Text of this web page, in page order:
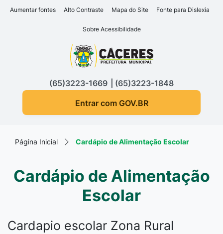
Seção de atalhos e links
Ir para o conteúdo [alt+1]
Ir para o rodapé [alt+4]
Aumentar fontes Alto Contraste Mapa do Site Fonte para Dislexia
Sobre Acessibilidade
Seção do menu principal
(65)3223-1669
(65)3223-1848
Entrar com GOV.BR
Página Inicial Cardápio de Alimentação Escolar
Cardápio de Alimentação
Escolar
Cardapio escolar Zona Rural